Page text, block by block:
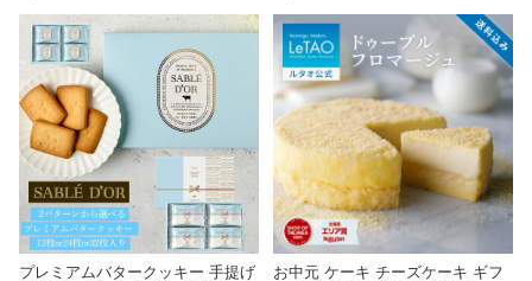
繊維 ドーナッツ お菓子 間食 小腹
満たし スイーツ ギフト ベーグル
手土産 個包装 国内製造 国産 常備
食
プレミアムバタークッキー 手提げ
お中元 ケーキ チーズケーキ ギフ